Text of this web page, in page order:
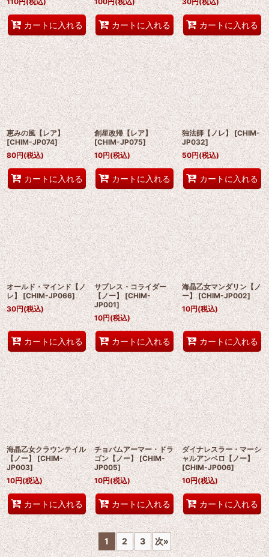
カートに入れる カートに入れる カートに入れる
恵みの風【レア】
[CHIM-JP074]
80円(税込)
カートに入れる
創星改帰【レア】
[CHIM-JP075]
10円(税込)
カートに入れる
独法師【ノレ】 [CHIM-
JP032]
50円(税込)
カートに入れる
オールド・マインド【ノ
レ】 [CHIM-JP066]
30円(税込)
カートに入れる
サプレス・コライダー
【ノー】 [CHIM-
JP001]
10円(税込)
カートに入れる
海晶乙女マンダリン【ノ
ー】 [CHIM-JP002]
10円(税込)
カートに入れる
海晶乙女クラウンテイル
【ノー】 [CHIM-
JP003]
10円(税込)
カートに入れる
チョバムアーマー・ドラ
ゴン【ノー】 [CHIM-
JP005]
10円(税込)
カートに入れる
ダイナレスラー・マーシ
ャルアンペロ【ノー】
[CHIM-JP006]
10円(税込)
カートに入れる
1 2 3 次»